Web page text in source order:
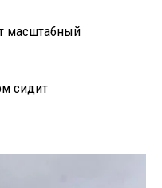
масштабный
сидит